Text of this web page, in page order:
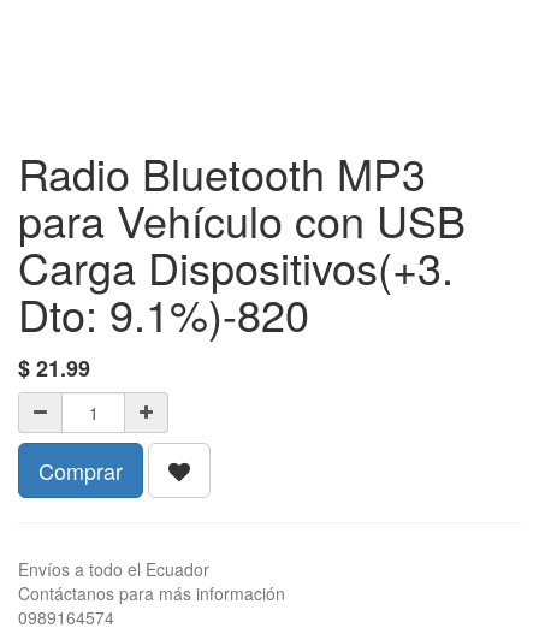
Radio Bluetooth MP3
para Vehículo con USB
Carga Dispositivos(+3.
Dto: 9.1%)-820
$21.99
Comprar
Envíos a todo el Ecuador
Contáctanos para más información
0989164574